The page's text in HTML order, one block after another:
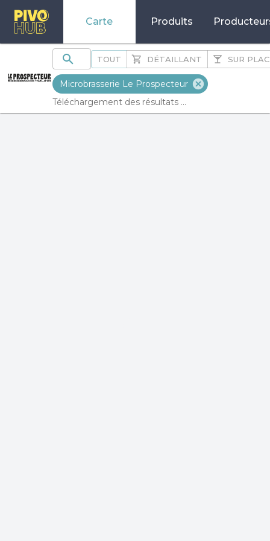
Carte Produits
TOUT DÉTAILLANT SUR
Microbrasserie Le Prospecteur
Téléchargement des résultats ...